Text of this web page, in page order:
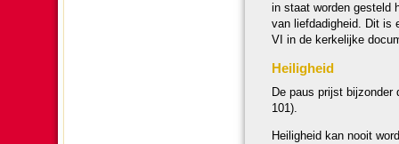
in staat wor­den gesteld
van lief­da­dig­heid. Dit is
VI in de ker­ke­lijke
Hei­lig­heid
De paus prijst bij­zon­der
101).
Hei­lig­heid kan nooit